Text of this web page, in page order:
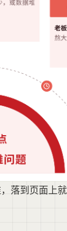
落到页面上